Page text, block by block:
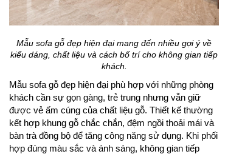
Mẫu sofa gỗ đẹp hiện đại mang đến nhiều gợi ý về
kiểu dáng, chất liệu và cách bố trí cho không gian tiếp
khách.
Mẫu sofa gỗ đẹp hiện đại phù hợp với những phòng
khách cần sự gọn gàng, trẻ trung nhưng vẫn giữ
được vẻ ấm cúng của chất liệu gỗ. Thiết kế thường
kết hợp khung gỗ chắc chắn, đệm ngồi thoải mái và
bàn trà đồng bộ để tăng công năng sử dụng. Khi phối
hợp đúng màu sắc và ánh sáng, không gian tiếp